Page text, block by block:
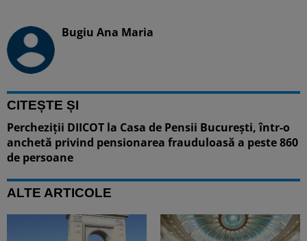
Bugiu ⁠Ana Maria
CITEȘTE ȘI
Percheziții DIICOT la Casa de Pensii București, într-o
anchetă privind pensionarea frauduloasă a peste 860
de persoane
ALTE ARTICOLE